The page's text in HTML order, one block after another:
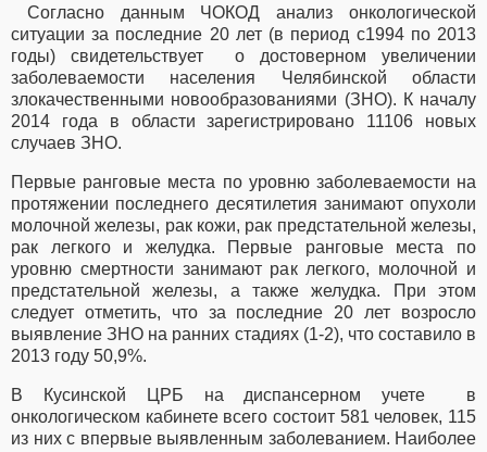
Согласно данным ЧОКОД анализ онкологической
ситуации за последние 20 лет (в период с1994 по 2013
годы) свидетельствует о достоверном увеличении
заболеваемости населения Челябинской области
злокачественными новообразованиями (ЗНО). К началу
2014 года в области зарегистрировано 11106 новых
случаев ЗНО.
Первые ранговые места по уровню заболеваемости на
протяжении последнего десятилетия занимают опухоли
молочной железы, рак кожи, рак предстательной железы,
рак легкого и желудка. Первые ранговые места по
уровню смертности занимают рак легкого, молочной и
предстательной железы, а также желудка. При этом
следует отметить, что за последние 20 лет возросло
выявление ЗНО на ранних стадиях (1-2), что составило в
2013 году 50,9%.
В Кусинской ЦРБ на диспансерном учете в
онкологическом кабинете всего состоит 581 человек, 115
из них с впервые выявленным заболеванием. Наиболее